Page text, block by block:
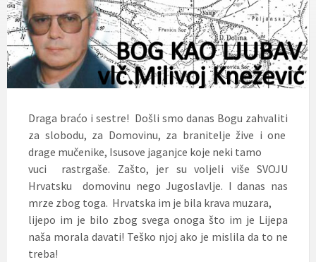
Draga braćo i sestre! Došli smo danas Bogu zahvaliti
za slobodu, za Domovinu, za branitelje žive i one
drage mučenike, Isusove jaganjce koje neki tamo
vuci rastrgaše. Zašto, jer su voljeli više SVOJU
Hrvatsku domovinu nego Jugoslavlje. I danas nas
mrze zbog toga. Hrvatska im je bila krava muzara,
lijepo im je bilo zbog svega onoga što im je Lijepa
naša morala davati! Teško njoj ako je mislila da to ne
treba!